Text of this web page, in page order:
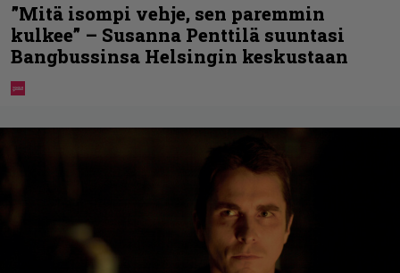
”Mitä isompi vehje, sen paremmin
kulkee” – Susanna Penttilä suuntasi
Bangbussinsa Helsingin keskustaan